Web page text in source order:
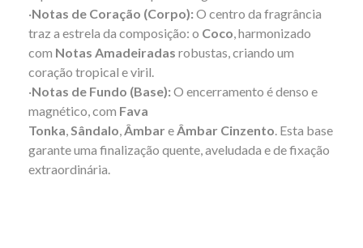
·Notas de Coração (Corpo): O centro da fragrância
traz a estrela da composição: o Coco, harmonizado
com Notas Amadeiradas robustas, criando um
coração tropical e viril.
·Notas de Fundo (Base): O encerramento é denso e
magnético, com Fava
Tonka,Sândalo,Âmbar eÂmbar Cinzento. Esta base
garante uma finalização quente, aveludada e de fixação
extraordinária.